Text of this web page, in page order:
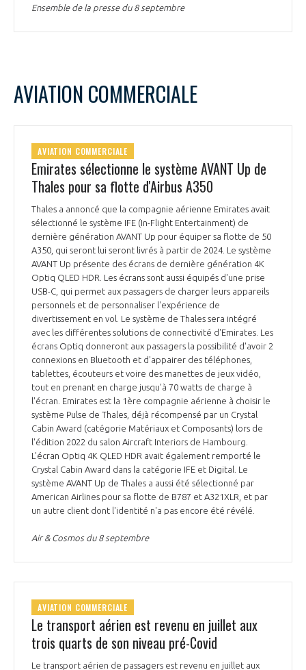
Ensemble de la presse du 8 septembre
AVIATION COMMERCIALE
AVIATION COMMERCIALE
Emirates sélectionne le système AVANT Up de
Thales pour sa flotte d'Airbus A350
Thales a annoncé que la compagnie aérienne Emirates avait
sélectionné le système IFE (In-Flight Entertainment) de
dernière génération AVANT Up pour équiper sa flotte de 50
A350, qui seront lui seront livrés à partir de 2024. Le système
AVANT Up présente des écrans de dernière génération 4K
Optiq QLED HDR. Les écrans sont aussi équipés d'une prise
USB-C, qui permet aux passagers de charger leurs appareils
personnels et de personnaliser l'expérience de
divertissement en vol. Le système de Thales sera intégré
avec les différentes solutions de connectivité d'Emirates. Les
écrans Optiq donneront aux passagers la possibilité d'avoir 2
connexions en Bluetooth et d'appairer des téléphones,
tablettes, écouteurs et voire des manettes de jeux vidéo,
tout en prenant en charge jusqu'à 70 watts de charge à
l'écran. Emirates est la 1ère compagnie aérienne à choisir le
système Pulse de Thales, déjà récompensé par un Crystal
Cabin Award (catégorie Matériaux et Composants) lors de
l'édition 2022 du salon Aircraft Interiors de Hambourg.
L'écran Optiq 4K QLED HDR avait également remporté le
Crystal Cabin Award dans la catégorie IFE et Digital. Le
système AVANT Up de Thales a aussi été sélectionné par
American Airlines pour sa flotte de B787 et A321XLR, et par
un autre client dont l'identité n'a pas encore été révélé.
Air & Cosmos du 8 septembre
AVIATION COMMERCIALE
Le transport aérien est revenu en juillet aux
trois quarts de son niveau pré-Covid
Le transport aérien de passagers est revenu en juillet aux